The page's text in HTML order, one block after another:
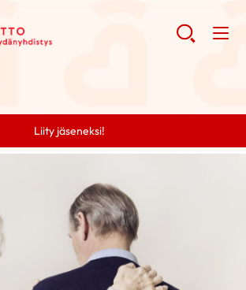
Liity jäseneksi!